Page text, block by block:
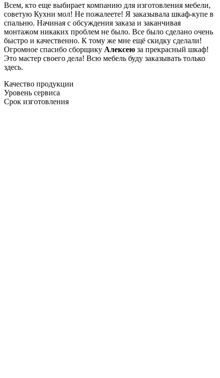
Всем, кто еще выбирает компанию для изготовления мебели,
советую Кухни мол! Не пожалеете! Я заказывала шкаф-купе в
спальню. Начиная с обсуждения заказа и заканчивая
монтажом никаких проблем не было. Все было сделано очень
быстро и качественно. К тому же мне ещё скидку сделали!
Огромное спасибо сборщику Алексею за прекрасный шкаф!
Это мастер своего дела! Всю мебель буду заказывать только
здесь.
Качество продукции
Уровень сервиса
Срок изготовления